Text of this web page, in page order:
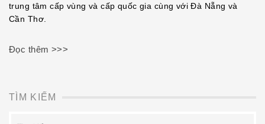
trung tâm cấp vùng và cấp quốc gia cùng với Đà Nẵng và
Cần Thơ.
Đọc thêm >>>
TÌM KIẾM